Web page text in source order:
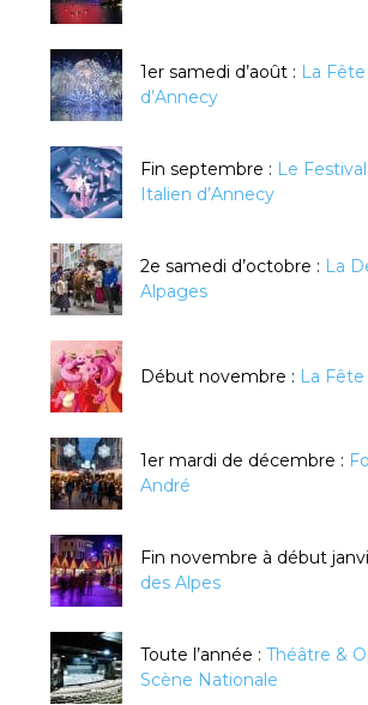
1er samedi d’août : La
d’Annecy
Fin septembre : Le
Italien d’Annecy
2e samedi d’octobre : La
Alpages
Début novembre : La
1er mardi de décembre :
André
Fin novembre à début
des Alpes
Toute l’année : Théâtre &
Scène Nationale